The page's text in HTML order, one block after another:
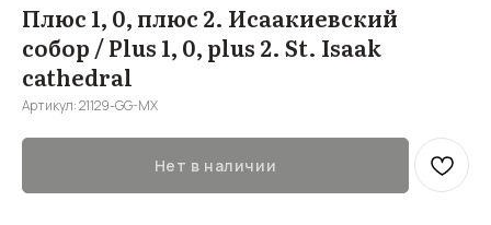
Плюс 1, 0, плюс 2. Исаакиевский
собор / Plus 1, 0, plus 2. St. Isaak
cathedral
Артикул:21129-GG-MX
Нет в наличии